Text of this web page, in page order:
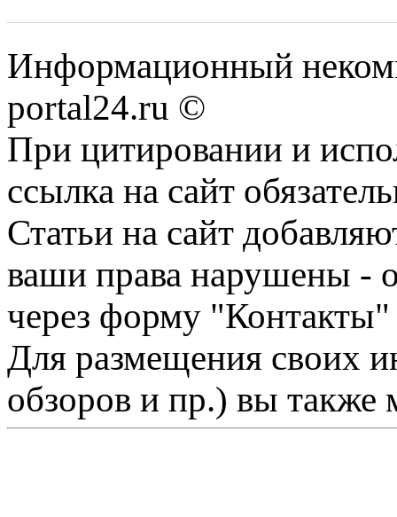
Информационный
portal24.ru ©
При цитировании и
ссылка на сайт
Статьи на сайт
ваши права нарушены -
через форму "Контакты"
Для размещения своих
обзоров и пр.) вы также